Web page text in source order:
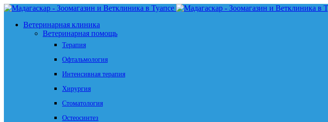
Ветеринарная клиника
Ветеринарная помощь
Терапия
Офтальмология
Интенсивная терапия
Хирургия
Стоматология
Остеосинтез